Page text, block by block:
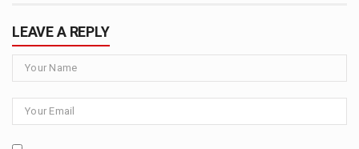
LEAVE A REPLY